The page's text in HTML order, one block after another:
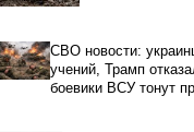
СВО новости:
учений, Трамп
боевики ВСУ тонут